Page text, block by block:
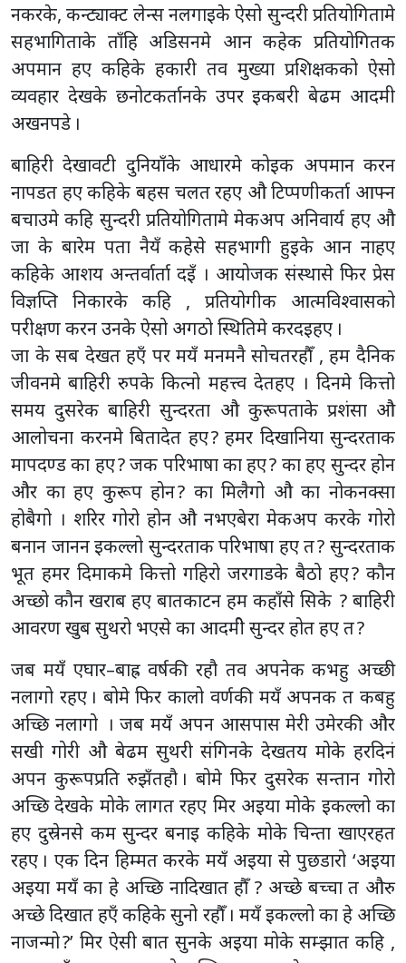
नकरके, कन्ट्याक्ट लेन्स नलगाइके ऐसो सुन्दरी प्रतियोगितामे
सहभागिताके ताँहि अडिसनमे आन कहेक प्रतियोगितक
अपमान हए कहिके हकारी तव मुख्या प्रशिक्षकको ऐसो
व्यवहार देखके छनोटकर्तानके उपर इकबरी बेढम आदमी
अखनपडे ।
बाहिरी देखावटी दुनियाँके आधारमे कोइक अपमान करन
नापडत हए कहिके बहस चलत रहए औ टिप्पणीकर्ता आफ्न
बचाउमे कहि सुन्दरी प्रतियोगितामे मेकअप अनिवार्य हए औ
जा के बारेम पता नैयँ कहेसे सहभागी हुइके आन नाहए
कहिके आशय अन्तर्वार्ता दइँ । आयोजक संस्थासे फिर प्रेस
विज्ञप्ति निकारके कहि , प्रतियोगीक आत्मविश्वासको
परीक्षण करन उनके ऐसो अगठो स्थितिमे करदइहए ।
जा के सब देखत हएँ पर मयँ मनमनै सोचतरहौँ , हम दैनिक
जीवनमे बाहिरी रुपके कित्नो महत्त्व देतहए । दिनमे कित्तो
समय दुसरेक बाहिरी सुन्दरता औ कुरूपताके प्रशंसा औ
आलोचना करनमे बितादेत हए ? हमर दिखानिया सुन्दरताक
मापदण्ड का हए ? जक परिभाषा का हए ? का हए सुन्दर होन
और का हए कुरूप होन ? का मिलैगो औ का नोकनक्सा
होबैगो । शरिर गोरो होन औ नभएबेरा मेकअप करके गोरो
बनान जानन इकल्लो सुन्दरताक परिभाषा हए त ? सुन्दरताक
भूत हमर दिमाकमे कित्तो गहिरो जरगाडके बैठो हए ? कौन
अच्छो कौन खराब हए बातकाटन हम कहाँसे सिके ? बाहिरी
आवरण खुब सुथरो भएसे का आदमीे सुन्दर होत हए त ?
जब मयँ एघार–बाह्र वर्षकी रहौ तव अपनेक कभहु अच्छी
नलागो रहए । बोमे फिर कालो वर्णकी मयँ अपनक त कबहु
अच्छि नलागो । जब मयँ अपन आसपास मेरी उमेरकी और
सखी गोरी औ बेढम सुथरी संगिनके देखतय मोके हरदिनं
अपन कुरूपप्रति रुझँतहौ । बोमे फिर दुसरेक सन्तान गोरो
अच्छि देखके मोके लागत रहए मिर अइया मोके इकल्लो का
हए दुस्रेनसे कम सुन्दर बनाइ कहिके मोके चिन्ता खाएरहत
रहए । एक दिन हिम्मत करके मयँ अइया से पुछडारो ‘अइया
अइया मयँ का हे अच्छि नादिखात हौँ ? अच्छे बच्चा त औरु
अच्छे दिखात हएँ कहिके सुनो रहौँ । मयँ इकल्लो का हे अच्छि
नाजन्मो ?’ मिर ऐसी बात सुनके अइया मोके सम्झात कहि ,